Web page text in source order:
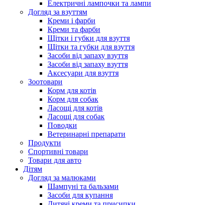
Електричні лампочки та лампи
Догляд за взуттям
Креми і фарби
Креми та фарби
Щітки і губки для взуття
Щітки та губки для взуття
Засоби від запаху взуття
Засоби від запаху взуття
Аксесуари для взуття
Зоотовари
Корм для котів
Корм для собак
Ласощі для котів
Ласощі для собак
Поводки
Ветеринарні препарати
Продукти
Спортивні товари
Товари для авто
Дітям
Догляд за малюками
Шампуні та бальзами
Засоби для купання